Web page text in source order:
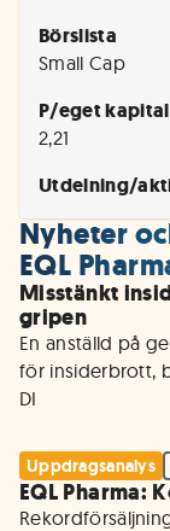
Börslista
Small Cap
P/eget kapital
2,21
Utdelning/
Nyheter
EQL
Misstänkt
gripen
En anställd på
för insiderbrott,
DI
Uppdragsanalys
EQL Pharma: